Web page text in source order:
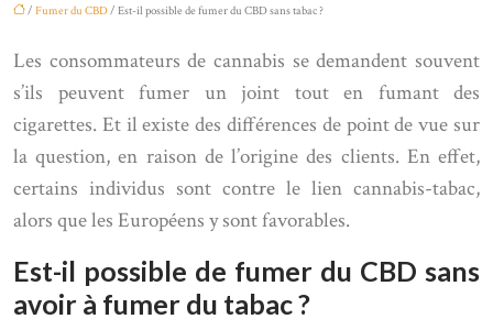
/ Fumer du CBD/ Est-il possible de fumer du CBD sans tabac ?
Les consommateurs de cannabis se demandent souvent
s’ils peuvent fumer un joint tout en fumant des
cigarettes. Et il existe des différences de point de vue sur
la question, en raison de l’origine des clients. En effet,
certains individus sont contre le lien cannabis-tabac,
alors que les Européens y sont favorables.
Est-il possible de fumer du CBD sans
avoir à fumer du tabac ?